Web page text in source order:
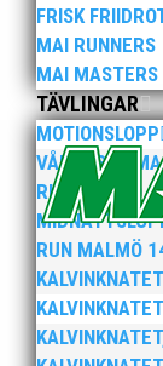
FRISK
MAI RUNNERS
MAI MASTERS
TÄVLINGAR
MOTIONSLOPP
VÅRRUSET
RUN MALMÖ
RUN MALMÖ
KALVINKNATET
KALVINKNATET
När
och